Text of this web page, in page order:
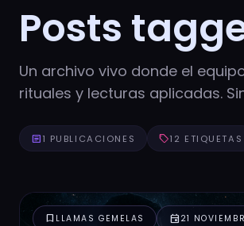
Posts
Un archivo vivo donde el
rituales y lecturas aplicadas.
article1 PUBLICACIONES sell12 ETIQUETAS
bookmark LLAMAS GEMELAS event 21